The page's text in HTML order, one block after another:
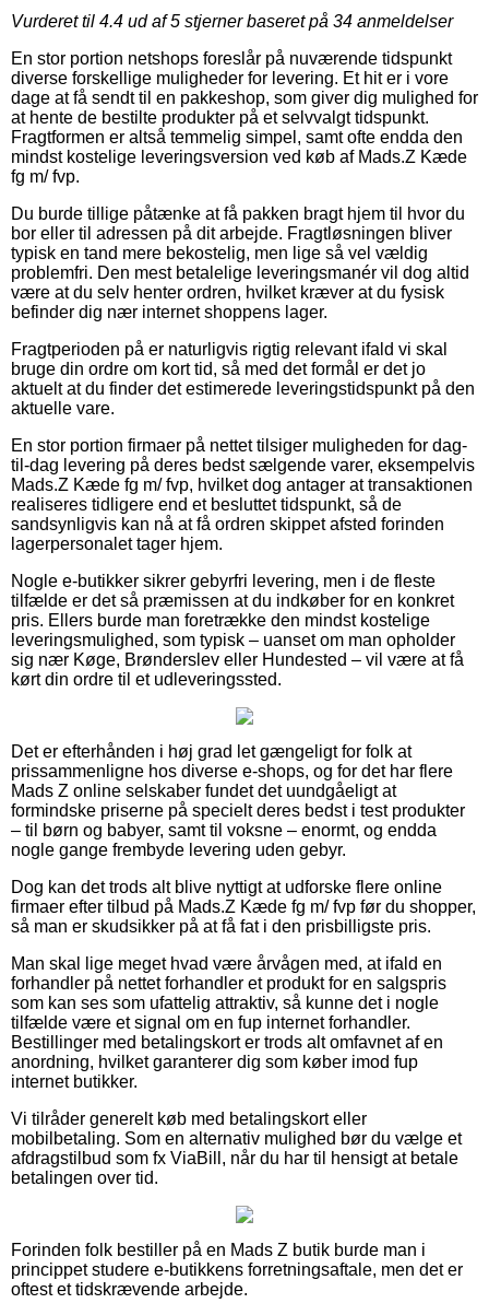
Vurderet til 4.4 ud af 5 stjerner baseret på 34 anmeldelser
En stor portion netshops foreslår på nuværende tidspunkt
diverse forskellige muligheder for levering. Et hit er i vore
dage at få sendt til en pakkeshop, som giver dig mulighed for
at hente de bestilte produkter på et selvvalgt tidspunkt.
Fragtformen er altså temmelig simpel, samt ofte endda den
mindst kostelige leveringsversion ved køb af Mads.Z Kæde
fg m/ fvp.
Du burde tillige påtænke at få pakken bragt hjem til hvor du
bor eller til adressen på dit arbejde. Fragtløsningen bliver
typisk en tand mere bekostelig, men lige så vel vældig
problemfri. Den mest betalelige leveringsmanér vil dog altid
være at du selv henter ordren, hvilket kræver at du fysisk
befinder dig nær internet shoppens lager.
Fragtperioden på er naturligvis rigtig relevant ifald vi skal
bruge din ordre om kort tid, så med det formål er det jo
aktuelt at du finder det estimerede leveringstidspunkt på den
aktuelle vare.
En stor portion firmaer på nettet tilsiger muligheden for dag-
til-dag levering på deres bedst sælgende varer, eksempelvis
Mads.Z Kæde fg m/ fvp, hvilket dog antager at transaktionen
realiseres tidligere end et besluttet tidspunkt, så de
sandsynligvis kan nå at få ordren skippet afsted forinden
lagerpersonalet tager hjem.
Nogle e-butikker sikrer gebyrfri levering, men i de fleste
tilfælde er det så præmissen at du indkøber for en konkret
pris. Ellers burde man foretrække den mindst kostelige
leveringsmulighed, som typisk – uanset om man opholder
sig nær Køge, Brønderslev eller Hundested – vil være at få
kørt din ordre til et udleveringssted.
Det er efterhånden i høj grad let gængeligt for folk at
prissammenligne hos diverse e-shops, og for det har flere
Mads Z online selskaber fundet det uundgåeligt at
formindske priserne på specielt deres bedst i test produkter
– til børn og babyer, samt til voksne – enormt, og endda
nogle gange frembyde levering uden gebyr.
Dog kan det trods alt blive nyttigt at udforske flere online
firmaer efter tilbud på Mads.Z Kæde fg m/ fvp før du shopper,
så man er skudsikker på at få fat i den prisbilligste pris.
Man skal lige meget hvad være årvågen med, at ifald en
forhandler på nettet forhandler et produkt for en salgspris
som kan ses som ufattelig attraktiv, så kunne det i nogle
tilfælde være et signal om en fup internet forhandler.
Bestillinger med betalingskort er trods alt omfavnet af en
anordning, hvilket garanterer dig som køber imod fup
internet butikker.
Vi tilråder generelt køb med betalingskort eller
mobilbetaling. Som en alternativ mulighed bør du vælge et
afdragstilbud som fx ViaBill, når du har til hensigt at betale
betalingen over tid.
Forinden folk bestiller på en Mads Z butik burde man i
princippet studere e-butikkens forretningsaftale, men det er
oftest et tidskrævende arbejde.